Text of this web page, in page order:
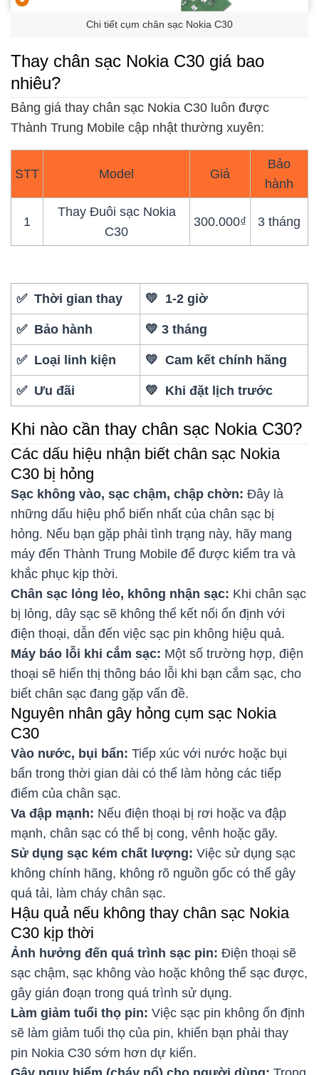
Chi tiết cụm chân sạc Nokia C30
Thay chân sạc Nokia C30 giá bao
nhiêu?
Bảng giá thay chân sạc Nokia C30 luôn được
Thành Trung Mobile cập nhật thường xuyên:
STT Model Giá
Bảo
hành
1
Thay Đuôi sạc Nokia
C30
300.000₫ 3 tháng
✅ Thời gian thay 💛 1-2 giờ
✅ Bảo hành 💛 3 tháng
✅ Loại linh kiện 💛 Cam kết chính hãng
✅ Ưu đãi 💛 Khi đặt lịch trước
Khi nào cần thay chân sạc Nokia C30?
Các dấu hiệu nhận biết chân sạc Nokia
C30 bị hỏng
Sạc không vào, sạc chậm, chập chờn: Đây là
những dấu hiệu phổ biến nhất của chân sạc bị
hỏng. Nếu bạn gặp phải tình trạng này, hãy mang
máy đến Thành Trung Mobile để được kiểm tra và
khắc phục kịp thời.
Chân sạc lỏng lẻo, không nhận sạc: Khi chân sạc
bị lỏng, dây sạc sẽ không thể kết nối ổn định với
điện thoại, dẫn đến việc sạc pin không hiệu quả.
Máy báo lỗi khi cắm sạc: Một số trường hợp, điện
thoại sẽ hiển thị thông báo lỗi khi bạn cắm sạc, cho
biết chân sạc đang gặp vấn đề.
Nguyên nhân gây hỏng cụm sạc Nokia
C30
Vào nước, bụi bẩn: Tiếp xúc với nước hoặc bụi
bẩn trong thời gian dài có thể làm hỏng các tiếp
điểm của chân sạc.
Va đập mạnh: Nếu điện thoại bị rơi hoặc va đập
mạnh, chân sạc có thể bị cong, vênh hoặc gãy.
Sử dụng sạc kém chất lượng: Việc sử dụng sạc
không chính hãng, không rõ nguồn gốc có thể gây
quá tải, làm cháy chân sạc.
Hậu quả nếu không thay chân sạc Nokia
C30 kịp thời
Ảnh hưởng đến quá trình sạc pin: Điện thoại sẽ
sạc chậm, sạc không vào hoặc không thể sạc được,
gây gián đoạn trong quá trình sử dụng.
Làm giảm tuổi thọ pin: Việc sạc pin không ổn định
sẽ làm giảm tuổi thọ của pin, khiến bạn phải thay
pin Nokia C30 sớm hơn dự kiến.